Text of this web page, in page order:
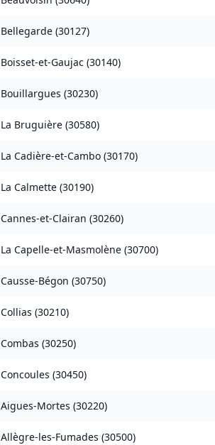
Bellegarde (30127)
Boisset-et-Gaujac (30140)
Bouillargues (30230)
La Bruguière (30580)
La Cadière-et-Cambo (30170)
La Calmette (30190)
Cannes-et-Clairan (30260)
La Capelle-et-Masmolène (30700)
Causse-Bégon (30750)
Collias (30210)
Combas (30250)
Concoules (30450)
Aigues-Mortes (30220)
Allègre-les-Fumades (30500)